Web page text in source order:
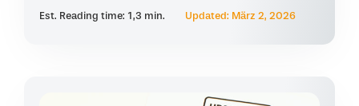
Est. Reading time: 1,3 min. Updated: März 2, 2026